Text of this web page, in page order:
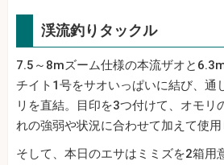
渓流釣りタックル
7.5～8mズーム仕様の本流ザオと
チイト1号をサオいっぱいに結び、通
リを直結。目印を3つ付けて、オモリ
れの強弱や状況に合わせて加えて使用
そして、本日のエサはミミズを2箱用